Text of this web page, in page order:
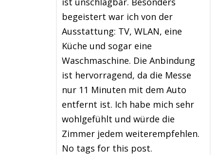
begeistert war ich von der
Ausstattung: TV, WLAN, eine
Küche und sogar eine
Waschmaschine. Die Anbindung
ist hervorragend, da die Messe
nur 11 Minuten mit dem Auto
entfernt ist. Ich habe mich sehr
wohlgefühlt und würde die
Zimmer jedem weiterempfehlen.
No tags for this post.